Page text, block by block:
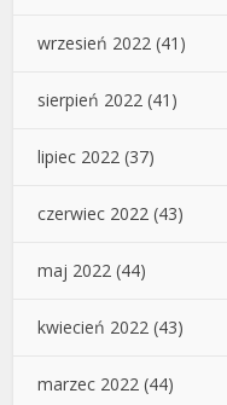
wrzesień 2022 (41)
sierpień 2022 (41)
lipiec 2022 (37)
czerwiec 2022 (43)
maj 2022 (44)
kwiecień 2022 (43)
marzec 2022 (44)